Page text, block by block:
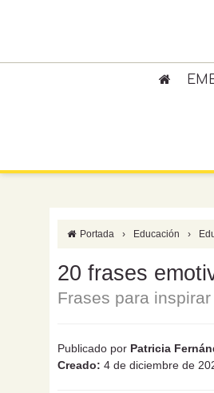
Portada › Educación ›
20 frases
Frases para
Publicado por Patricia
Creado: 4 de diciembre de